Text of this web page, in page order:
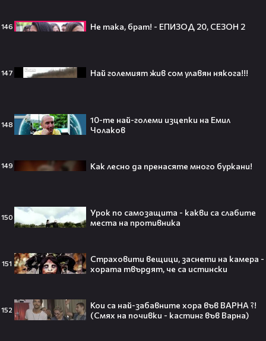
146 Не така, брат! - ЕПИЗОД 20, СЕЗОН 2
147 Най големият жив сом улавян някога!!!
148
10-те най-големи изцепки на Емил
Чолаков
149 Как лесно да пренасяте много буркани!
150
Урок по самозащита - какви са слабите
места на противника
151
Страховити вещици, заснети на камера -
хората твърдят, че са истински
152
Кои са най-забавните хора във ВАРНА ?!
(Смях на почивки - кастинг във Варна)
Втори шанс за любовта? Ариана
Гранде и Рики Алварес отново
сериалите с „Кварталът на
сцената и мечтите им